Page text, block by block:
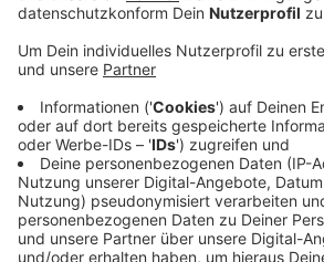
Besucherzentrum, das dort
Bauarbeiten fangen erst danach
sind bei den Firmen besonders
hat eine Prioritätenliste für den
Hochbau erstellt, welche
Fall durchgeführt werden müssen
beschlossen oder begonnen
dringend benötigte Plätze in